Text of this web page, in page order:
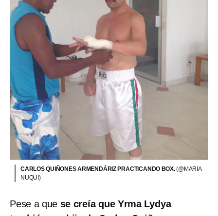
CARLOS QUIÑONES ARMENDÁRIZ PRACTICANDO BOX.(@MARIA
NUQUI)
Pese a que se creía que Yrma Lydya